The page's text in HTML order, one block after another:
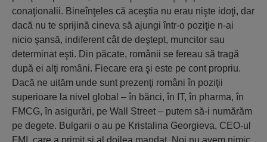
conaţionalii. Bineînţeles că aceştia nu erau nişte idoţi, dar
dacă nu te sprijină cineva să ajungi într-o poziţie n-ai
nicio şansă, indiferent cât de deştept, muncitor sau
determinat eşti. Din păcate, românii se fereau să tragă
după ei alţi români. Fiecare era şi este pe cont propriu.
Dacă ne uităm unde sunt prezenţi români în poziţii
superioare la nivel global – în bănci, în IT, în pharma, în
FMCG, în asigurări, pe Wall Street – putem să-i numărăm
pe degete. Bulgarii o au pe Kristalina Georgieva, CEO-ul
FMI, care a primit şi al doilea mandat. Noi nu avem nimic